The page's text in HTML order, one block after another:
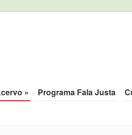
» Programa Fala Justa